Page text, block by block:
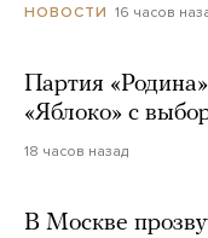
НОВОСТИ 16 часов
Партия
«Яблоко» с
18 часов назад
В Москве